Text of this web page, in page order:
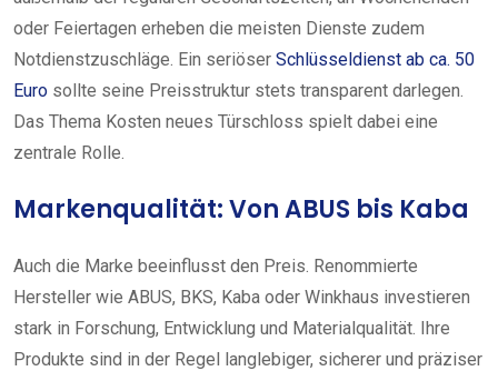
oder Feiertagen erheben die meisten Dienste zudem
Notdienstzuschläge. Ein seriöser Schlüsseldienst ab ca. 50
Euro sollte seine Preisstruktur stets transparent darlegen.
Das Thema Kosten neues Türschloss spielt dabei eine
zentrale Rolle.
Markenqualität: Von ABUS bis Kaba
Auch die Marke beeinflusst den Preis. Renommierte
Hersteller wie ABUS, BKS, Kaba oder Winkhaus investieren
stark in Forschung, Entwicklung und Materialqualität. Ihre
Produkte sind in der Regel langlebiger, sicherer und präziser